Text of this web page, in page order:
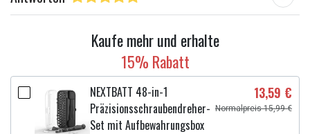
Kaufe mehr und erhalte
15% Rabatt
NEXTBATT 48-in-1
Präzisionsschraubendreher-
Set mit Aufbewahrungsbox
13,59 €
Normalpreis 15,99 €